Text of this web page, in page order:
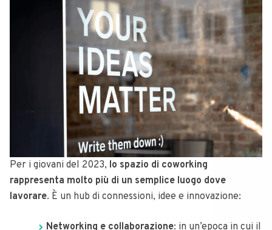
Per i giovani del 2023, lo spazio di coworking
rappresenta molto più di un semplice luogo dove
lavorare. È un hub di connessioni, idee e innovazione:
Networking e collaborazione: in un’epoca in cui il